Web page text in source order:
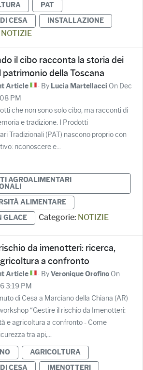
PAT
CESA
INSTALLAZIONE
NOTIZIE
il cibo racconta la storia dei
della Toscana
Article · By Lucia Martellacci On Dec
PM
che non sono solo cibo, ma racconti di
e tradizione. I Prodotti
Tradizionali (PAT) nascono proprio con
riconoscere e...
AGROALIMENTARI
ALIMENTARE
GLACE
Categorie: NOTIZIE
da imenotteri: ricerca,
a confronto
Article · ByVeronique Orofino On
3:19 PM
di Cesa a Marciano della Chiana (AR)
“Gestire il rischio da Imenotteri:
e agricoltura a confronto - Come
tra api,...
AGRICOLTURA
CESA
IMENOTTERI